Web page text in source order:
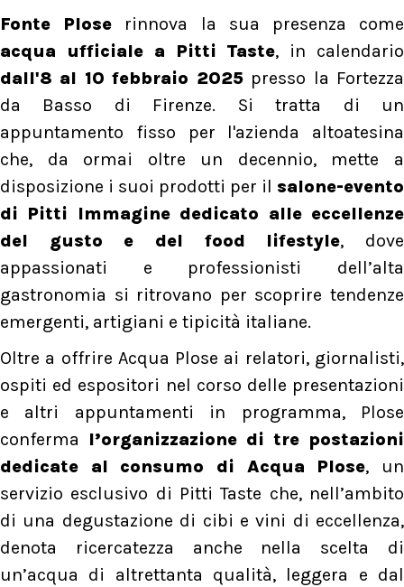
Fonte Plose rinnova la sua presenza come
acqua ufficiale a Pitti Taste, in calendario
dall'8 al 10 febbraio 2025presso la Fortezza
da Basso di Firenze. Si tratta di un
appuntamento fisso per l'azienda altoatesina
che, da ormai oltre un decennio, mette a
disposizione i suoi prodotti per il salone-evento
di Pitti Immagine dedicato alle eccellenze
del gusto e del food lifestyle, dove
appassionati e professionisti dell’alta
gastronomia si ritrovano per scoprire tendenze
emergenti, artigiani e tipicità italiane.
Oltre a offrire Acqua Plose ai relatori, giornalisti,
ospiti ed espositori nel corso delle presentazioni
e altri appuntamenti in programma, Plose
conferma l’organizzazione di tre postazioni
dedicate al consumo di Acqua Plose, un
servizio esclusivo di Pitti Taste che, nell’ambito
di una degustazione di cibi e vini di eccellenza,
denota ricercatezza anche nella scelta di
un’acqua di altrettanta qualità, leggera e dal